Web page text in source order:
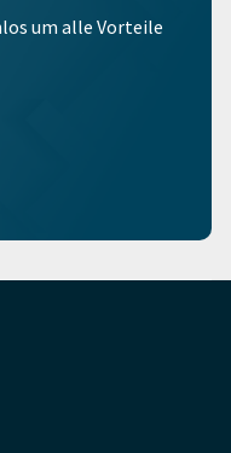
um alle Vorteile